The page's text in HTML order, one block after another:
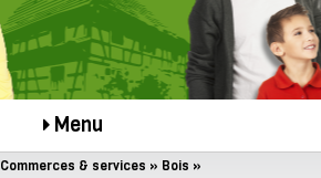
Menu
Commerces & services » Bois »